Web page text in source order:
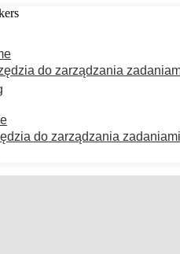
do zarządzania
do zarządzania